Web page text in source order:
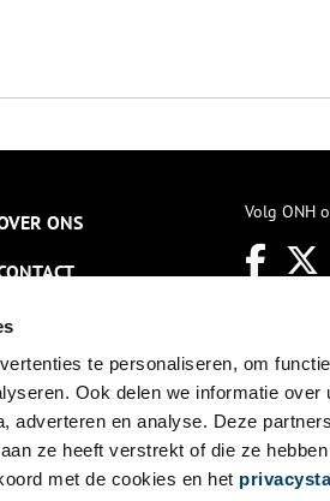
te personaliseren, om
Ook delen we informatie over
adverteren en analyse. Deze
ze heeft verstrekt of die ze
met de cookies en het
ONS Volg ONH